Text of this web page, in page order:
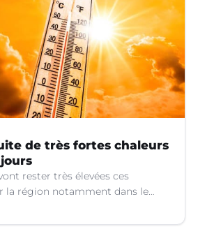
de très fortes chaleurs
rester très élevées ces
la région notamment dans le